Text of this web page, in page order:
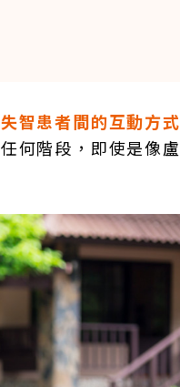
智患者間的互動方式
何階段，即使是像盧